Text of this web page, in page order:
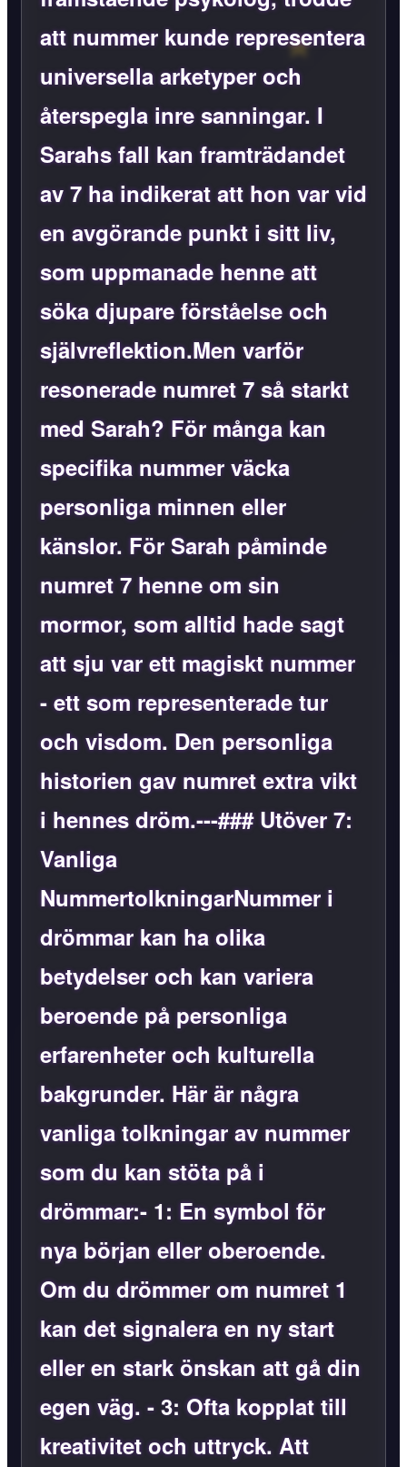
att nummer kunde representera
universella arketyper och
återspegla inre sanningar. I
Sarahs fall kan framträdandet
av 7 ha indikerat att hon var vid
en avgörande punkt i sitt liv,
som uppmanade henne att
söka djupare förståelse och
självreflektion.Men varför
resonerade numret 7 så starkt
med Sarah? För många kan
specifika nummer väcka
personliga minnen eller
känslor. För Sarah påminde
numret 7 henne om sin
mormor, som alltid hade sagt
att sju var ett magiskt nummer
- ett som representerade tur
och visdom. Den personliga
historien gav numret extra vikt
i hennes dröm.---### Utöver 7:
Vanliga
NummertolkningarNummer i
drömmar kan ha olika
betydelser och kan variera
beroende på personliga
erfarenheter och kulturella
bakgrunder. Här är några
vanliga tolkningar av nummer
som du kan stöta på i
drömmar:- 1: En symbol för
nya början eller oberoende.
Om du drömmer om numret 1
kan det signalera en ny start
eller en stark önskan att gå din
egen väg. - 3: Ofta kopplat till
kreativitet och uttryck. Att